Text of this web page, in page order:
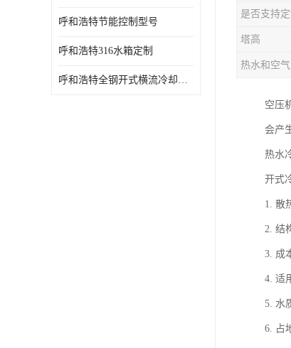
呼和浩特节能控制型号
呼和浩特316水箱定制
呼和浩特全钢开式横流冷却塔型号
是否支持定
塔高
热水和空
空压
会产
热水
开式
1. 散
2. 结
3. 成
4. 适
5. 水
6. 占